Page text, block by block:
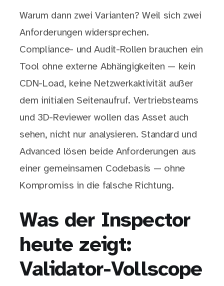
Warum dann zwei Varianten? Weil sich zwei
Anforderungen widersprechen.
Compliance- und Audit-Rollen brauchen ein
Tool ohne externe Abhängigkeiten — kein
CDN-Load, keine Netzwerkaktivität außer
dem initialen Seitenaufruf. Vertriebsteams
und 3D-Reviewer wollen das Asset auch
sehen, nicht nur analysieren. Standard und
Advanced lösen beide Anforderungen aus
einer gemeinsamen Codebasis — ohne
Kompromiss in die falsche Richtung.
Was der Inspector
heute zeigt:
Validator-Vollscope